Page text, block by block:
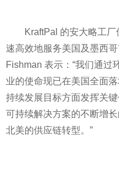
KraftPal 的安大略工
速高效地服务美国及墨西
Fishman 表示：“我们通过
业的使命现已在美国全面
持续发展目标方面发挥关
可持续解决方案的不断增
北美的供应链转型。”